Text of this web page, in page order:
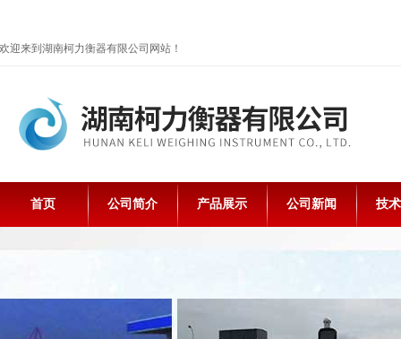
欢迎来到湖南柯力衡器有限公司网站！
首页 公司简介 产品展示 公司新闻 技